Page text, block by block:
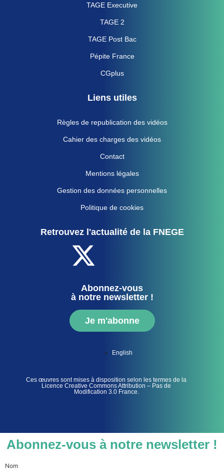
TAGE Executive
TAGE 2
TAGE Post Bac
Pépite France
CGplus
Liens utiles
Règles de republication des vidéos
Cahier des charges des vidéos
Contact
Mentions légales
Gestion des données personnelles
Politique de cookies
Retrouvez l'actualité de la FNEGE
Abonnez-vous
à notre newsletter !
Je m'abonne
English
Ces œuvres sont mises à disposition selon les termes de la
Licence Creative Commons Attribution – Pas de
Modification 3.0 France.
Abonnez-vous à notre newsletter !
Nom